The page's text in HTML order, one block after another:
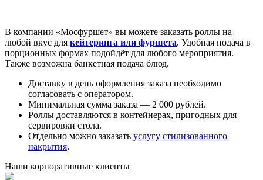
В компании «Мосфуршет» вы можете заказать роллы на
любой вкус для кейтеринга или фуршета. Удобная подача в
порционных формах подойдёт для любого мероприятия.
Также возможна банкетная подача блюд.
Доставку в день оформления заказа необходимо
согласовать с оператором.
Минимальная сумма заказа — 2 000 рублей.
Роллы доставляются в контейнерах, пригодных для
сервировки стола.
Отдельно можно заказать услугу стилизованного
накрытия.
Наши корпоративные клиенты